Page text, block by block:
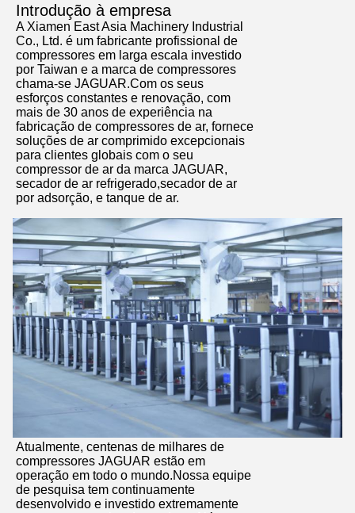
Introdução à empresa
A Xiamen East Asia Machinery Industrial
Co., Ltd. é um fabricante profissional de
compressores em larga escala investido
por Taiwan e a marca de compressores
chama-se JAGUAR.Com os seus
esforços constantes e renovação, com
mais de 30 anos de experiência na
fabricação de compressores de ar, fornece
soluções de ar comprimido excepcionais
para clientes globais com o seu
compressor de ar da marca JAGUAR,
secador de ar refrigerado,secador de ar
por adsorção, e tanque de ar.
Atualmente, centenas de milhares de
compressores JAGUAR estão em
operação em todo o mundo.Nossa equipe
de pesquisa tem continuamente
desenvolvido e investido extremamente